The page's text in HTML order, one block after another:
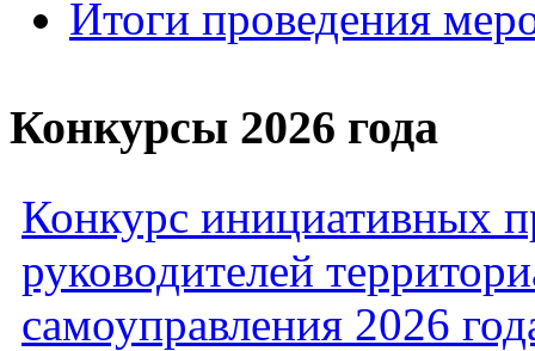
Итоги проведения
Конкурсы 2026 года
Конкурс инициативных
руководителей
самоуправления 2026